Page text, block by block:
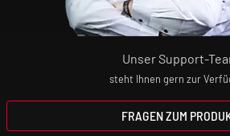
Unser Support-
steht Ihnen gern zur
FRAGEN ZUM